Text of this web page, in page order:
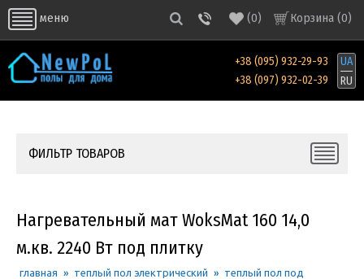
меню Корзина (0)
(0)
+38 (095) 932-29-93
+38 (097) 932-02-39
UA
RU
ФИЛЬТР ТОВАРОВ
Нагревательный мат WoksMat 160 14,0
м.кв. 2240 Вт под плитку
главная » теплый пол электрический » теплый пол под